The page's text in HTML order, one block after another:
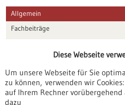
Allgemein
Fachbeiträge
Veranstaltungen
Erscheinungsdatum
Diese Webseite
Um unsere Webseite für Sie
zu können, verwenden wir
auf Ihrem Rechner
dazu